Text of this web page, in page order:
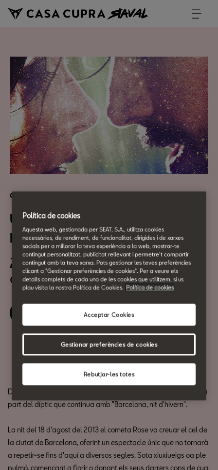
Cultura Urbana
Un estiu de PEL·LÍCULA:
Barcelona, nit d'estiu
21 d'Agost
a les 19:00h
Reserva la teva entrada
Compartir
Debut al llargmetratge de ficció de
i primera
part del díptic que continua amb "Barcelona, nit d'hivern".
La nit del 18 d'agost del 2013 el cometa Rose va creuar el cel de
la ciutat de Barcelona, oferint un espectacle únic que no tornarà
a repetir-se fins d'aquí a diversos segles. Sota xiuxiueigs oa ple
pulmó, començant a florir o donant els seus darrers cops de cua,
Política de cookies
Aquesta web, gestionada per SEAT, S.A., utilitza cookies
necessàries, de rendiment, de funcionalitat, dirigides i de xarxes
socials per a millorar la teva experiència a la web, mostrar-te
contingut personalitzat, publicitat rellevant i permetre't compartir
contingut amb la teva xarxa. Pots gestionar les teves preferències
clicant a "Gestionar preferències de cookies". Per a veure els
detalls complets de cada una de les cookies que utilitzem, si us
plau visita la nostra Política de Cookies. Política de cookies
Rebutjar-les totes
Acceptar Cookies
Gestionar preferències de cookies